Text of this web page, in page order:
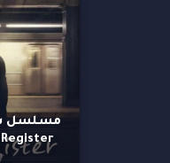
Register الحلقة 26 مترجمة